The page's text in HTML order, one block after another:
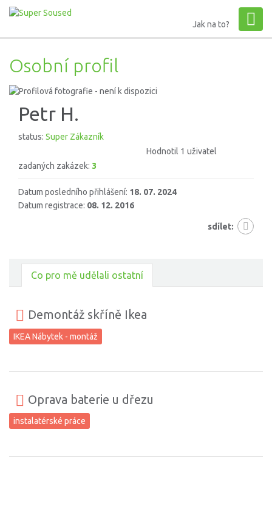
Jak na to?
Osobní profil
Petr H.
status: Super Zákazník
Hodnotil 1 uživatel
zadaných zakázek: 3
Datum posledního přihlášení: 18. 07. 2024
Datum registrace: 08. 12. 2016
sdílet:
Co pro mě udělali ostatní
Demontáž skříně Ikea
IKEA Nábytek - montáž
Oprava baterie u dřezu
instalatérské práce